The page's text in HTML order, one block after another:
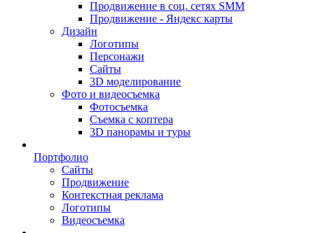
Продвижение в соц. сетях SMM
Продвижение - Яндекс карты
Дизайн
Логотипы
Персонажи
Сайты
3D моделирование
Фото и видеосъемка
Фотосъемка
Съемка с коптера
3D панорамы и туры
Портфолио
Сайты
Продвижение
Контекстная реклама
Логотипы
Видеосъемка